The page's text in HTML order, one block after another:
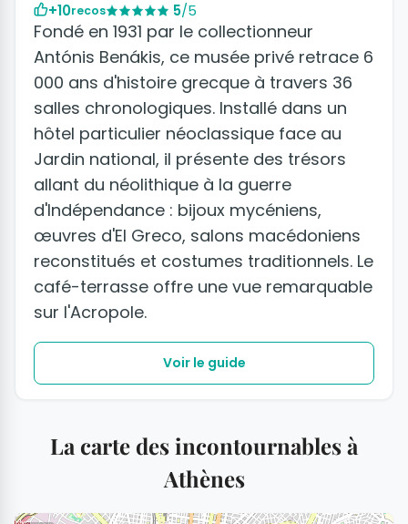
+10recos 5/5
Fondé en 1931 par le collectionneur
Antónis Benákis, ce musée privé retrace 6
000 ans d'histoire grecque à travers 36
salles chronologiques. Installé dans un
hôtel particulier néoclassique face au
Jardin national, il présente des trésors
allant du néolithique à la guerre
d'Indépendance : bijoux mycéniens,
œuvres d'El Greco, salons macédoniens
reconstitués et costumes traditionnels. Le
café-terrasse offre une vue remarquable
sur l'Acropole.
Voir le guide
La carte des incontournables à
Athènes